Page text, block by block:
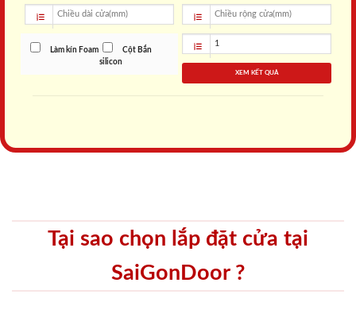
Làm kín Foam
Cột Bắn
silicon
XEM KẾT QUẢ
Tại sao chọn lắp đặt cửa tại
SaiGonDoor ?